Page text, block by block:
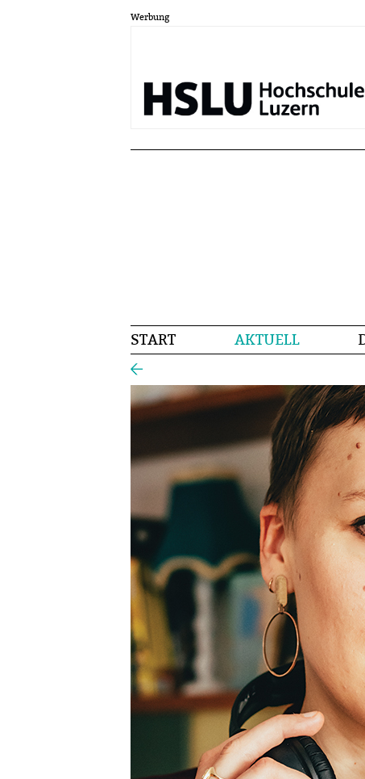
Werbung
START AKTUELL